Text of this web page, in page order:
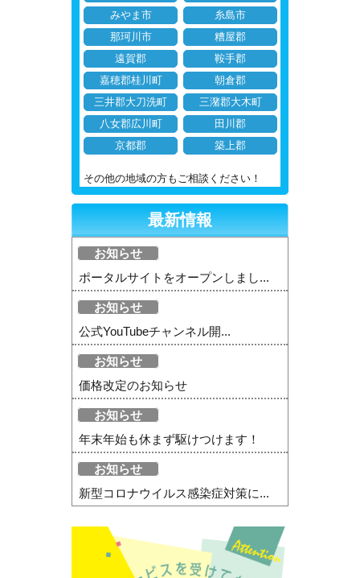
みやま市
糸島市
那珂川市
糟屋郡
遠賀郡
鞍手郡
嘉穂郡桂川町
朝倉郡
三井郡大刀洗町
三潴郡大木町
八女郡広川町
田川郡
京都郡
築上郡
その他の地域の方もご相談ください！
最新情報
お知らせ
ポータルサイトをオープンしまし...
お知らせ
公式YouTubeチャンネル開...
お知らせ
価格改定のお知らせ
お知らせ
年末年始も休まず駆けつけます！
お知らせ
新型コロナウイルス感染症対策に...